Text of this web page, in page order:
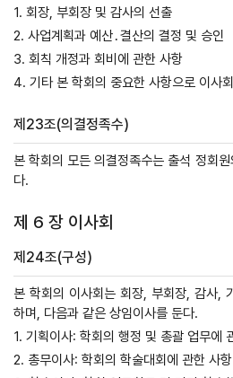
1. 회장, 부회장 및 감사의 선출
2. 사업계획과 예산․결산의 결정 및 승인
3. 회칙 개정과 회비에 관한 사항
4. 기타 본 학회의 중요한 사항으로 이사
제23조(의결정족수)
본 학회의 모든 의결정족수는 출석 정회
다.
제 6 장 이사회
제24조(구성)
본 학회의 이사회는 회장, 부회장, 감사,
하며, 다음과 같은 상임이사를 둔다.
1. 기획이사: 학회의 행정 및 총괄 업무에
2. 총무이사: 학회의 학술대회에 관한 사